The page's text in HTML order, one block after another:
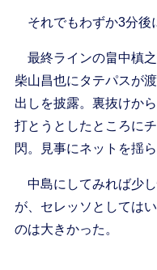
それでもわずか3分後
最終ラインの畠中槙
柴山昌也にタテパスが
出しを披露。裏抜けか
打とうとしたところに
閃。見事にネットを揺ら
中島にしてみれば少
が、セレッソとしては
のは大きかった。